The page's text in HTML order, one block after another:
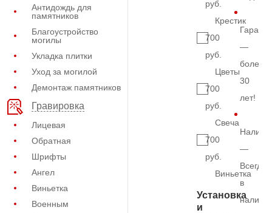
Антидождь для
памятников
Благоустройство
могилы
Укладка плитки
Уход за могилой
Демонтаж памятников
Гравировка
Лицевая
Обратная
Шрифты
Ангел
Виньетка
Военным
руб.
Крестик
700
руб.
Цветы
700
руб.
Свеча
700
руб.
Виньетка
Установка
и
—
более
30
лет!
—
Всегда
в